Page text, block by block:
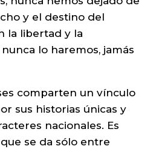
y el destino del
la libertad y la
lo haremos, jamás
comparten un vínculo
sus historias únicas y
nacionales. Es
se da sólo entre